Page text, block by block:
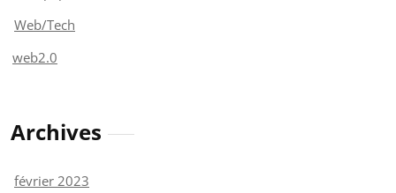
Web/Tech
web2.0
Archives
février 2023